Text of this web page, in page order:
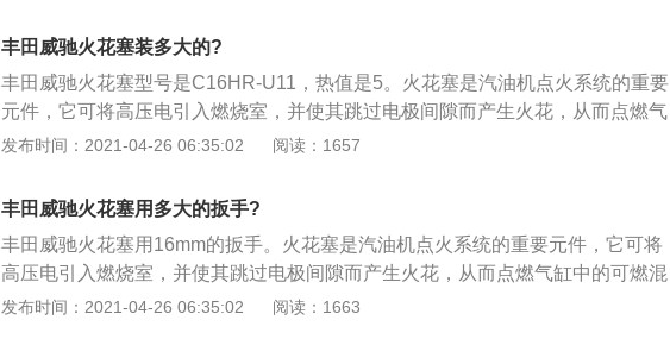
位。
是否磨损等）；2、选择合适工具，组装工具，拆卸火花塞，并逐个取出火花
对正火花塞，安装到位，使用工具旋入螺栓；清洁量具，测量火花塞间隙，并判
断火花塞；4、检查新火花塞外观是否存在问题，将火花塞装入专用套筒，旋入
火花塞孔使用数字式扭力扳手，调至25nm，拧紧火花塞，关闭点火开关，打开引
整理工位。
丰田威驰火花塞装多大的?
丰田威驰火花塞型号是C16HR-U11，热值是5。火花塞是汽油机点火系统的重要
元件，它可将高压电引入燃烧室，并使其跳过电极间隙而产生火花，从而点燃气
缸中的可燃混合气。火花塞的更换步骤如下：1、拔下点火线圈线束插头，拆卸
检查电极是否磨损等）；2、选择合适工具，组装工具，拆卸火花塞，并逐个取
出火花塞；用清洁布遮盖住气缸上火花塞孔，避免物体进入缸体内部；3、将点
火线圈对正火花塞，安装到位，使用工具旋入螺栓；清洁量具，测量火花塞间
隙，并判断火花塞；4、检查新火花塞外观是否存在问题，将火花塞装入专用套
筒，旋入火花塞孔使用数字式扭力扳手，调至25nm，拧紧火花塞，关闭点火开
发布时间：2021-04-26 06:35:02 阅读：1657
丰田威驰火花塞用多大的扳手?
丰田威驰火花塞用16mm的扳手。火花塞是汽油机点火系统的重要元件，它可将
高压电引入燃烧室，并使其跳过电极间隙而产生火花，从而点燃气缸中的可燃混
合气。火花塞的更换步骤如下：1、拔下点火线圈线束插头，拆卸点火线圈固定
发布时间：2021-04-26 06:35:02 阅读：1663